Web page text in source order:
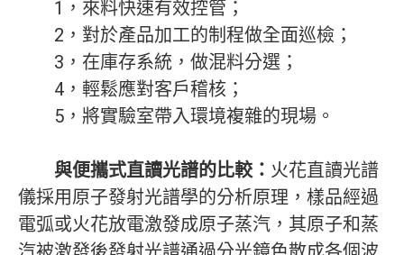
1，來料快速有效控管；
2，對於產品加工的制程做全面巡檢；
3，在庫存系統，做混料分選；
4，輕鬆應對客戶稽核；
5，將實驗室帶入環境複雜的現場。
與便攜式直讀光譜的比較： 火花直讀光譜
儀採用原子發射光譜學的分析原理，樣品經過
電弧或火花放電激發成原子蒸汽，其原子和蒸